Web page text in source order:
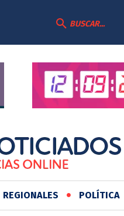
BUSCAR...
REGIONALES POLÍTICA